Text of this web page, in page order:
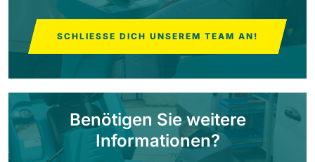
Alle anzeigen
E65
E75
760 mm 4560 m²/h
2100 mm 29400 m²/h
SCHLIESSE DICH UNSEREM TEAM AN!
Benötigen Sie weitere
Informationen?